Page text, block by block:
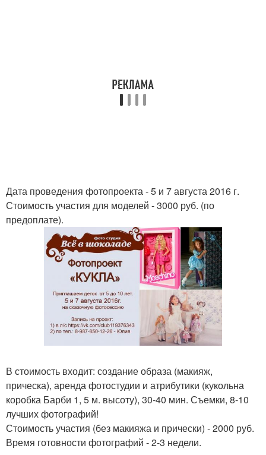
Дата проведения фотопроекта - 5 и 7 августа 2016 г.
Стоимость участия для моделей - 3000 руб. (по
предоплате).
В стоимость входит: создание образа (макияж,
прическа), аренда фотостудии и атрибутики (кукольна
коробка Барби 1, 5 м. высоту), 30-40 мин. Съемки, 8-10
лучших фотографий!
Стоимость участия (без макияжа и прически) - 2000 руб.
Время готовности фотографий - 2-3 недели.